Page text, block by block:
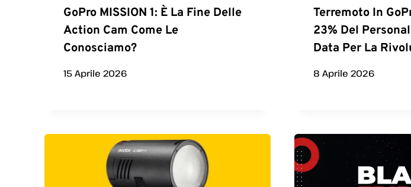
GoPro MISSION 1: È La Fine Delle
Action Cam Come Le
Conosciamo?
15 Aprile 2026
Terremoto In
23% Del
Data Per La
8 Aprile 2026